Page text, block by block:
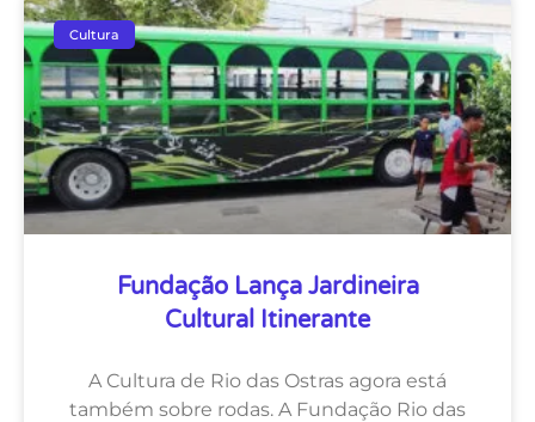
Cultura
Fundação Lança Jardineira
Cultural Itinerante
A Cultura de Rio das Ostras agora está
também sobre rodas. A Fundação Rio das